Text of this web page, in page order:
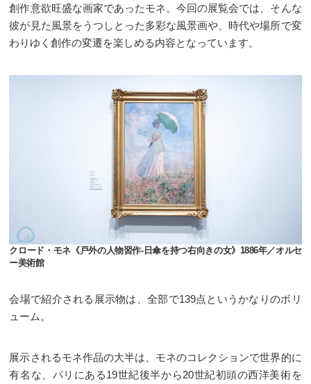
創作意欲旺盛な画家であったモネ。今回の展覧会では、そんな
彼が見た風景をうつしとった多彩な風景画や、時代や場所で変
わりゆく創作の変遷を楽しめる内容となっています。
クロード・モネ《戸外の人物習作-日傘を持つ右向きの女》1886年／オルセ
ー美術館
会場で紹介される展示物は、全部で139点というかなりのボリ
ューム。
展示されるモネ作品の大半は、モネのコレクションで世界的に
有名な、パリにある19世紀後半から20世紀初頭の西洋美術を